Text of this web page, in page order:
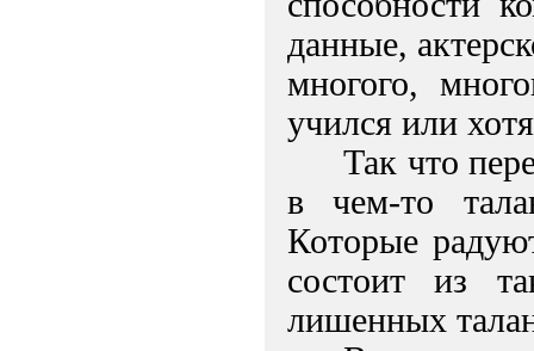
данные,
многого,
учился или
Так что
в чем-то
Которые
состоит из
лишенных